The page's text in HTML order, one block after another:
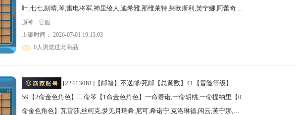
叶,七七,刻晴,琴,雷电将军,神里绫人,迪希雅,那维莱特,莱欧斯利,芙宁娜,阿蕾奇诺,
基尼奇,希诺宁,玛薇卡,梦见月瑞希,丝柯克,伊涅芙,菈乌玛,奈芙尔,哥伦比娅 拥有
武器: 狼的末路,四风原典,和璞鸢,柔灯挽歌,支离轮光,帷间夜曲 1精武器: 狼的末
路,四风原典,和璞鸢,柔灯挽歌,支离轮光,帷间夜曲
原神 - 官服 -
上架时间： 2026-07-01 19:13:03
0人浏览过此商品
59【2命金色角色】二命琴【1命金色角色】一命赛诺,一命胡桃,一命提纳里【0
命金色角色】瓦雷莎,丝柯克,梦见月瑞希,尼可,希诺宁,克洛琳德,闲云,芙宁娜,神